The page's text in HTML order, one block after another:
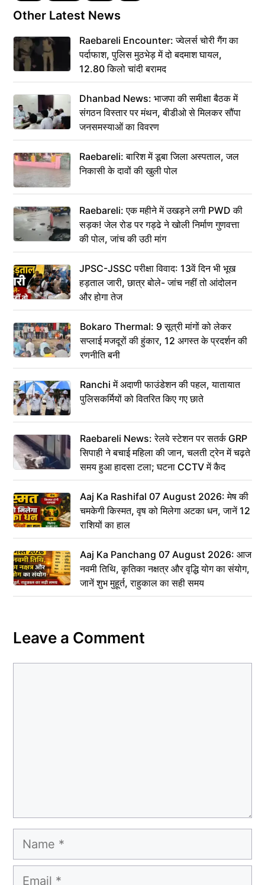
Other Latest News
Raebareli Encounter: ज्वेलर्स चोरी गैंग का
पर्दाफाश, पुलिस मुठभेड़ में दो बदमाश घायल,
12.80 किलो चांदी बरामद
Dhanbad News: भाजपा की समीक्षा बैठक में
संगठन विस्तार पर मंथन, बीडीओ से मिलकर सौंपा
जनसमस्याओं का विवरण
Raebareli: बारिश में डूबा जिला अस्पताल, जल
निकासी के दावों की खुली पोल
Raebareli: एक महीने में उखड़ने लगी PWD की
सड़क! जेल रोड पर गड्ढे ने खोली निर्माण गुणवत्ता
की पोल, जांच की उठी मांग
JPSC-JSSC परीक्षा विवाद: 13वें दिन भी भूख
हड़ताल जारी, छात्र बोले- जांच नहीं तो आंदोलन
और होगा तेज
Bokaro Thermal: 9 सूत्री मांगों को लेकर
सप्लाई मजदूरों की हुंकार, 12 अगस्त के प्रदर्शन की
रणनीति बनी
Ranchi में अदाणी फाउंडेशन की पहल, यातायात
पुलिसकर्मियों को वितरित किए गए छाते
Raebareli News: रेलवे स्टेशन पर सतर्क GRP
सिपाही ने बचाई महिला की जान, चलती ट्रेन में चढ़ते
समय हुआ हादसा टला; घटना CCTV में कैद
Aaj Ka Rashifal 07 August 2026: मेष की
चमकेगी किस्मत, वृष को मिलेगा अटका धन, जानें 12
राशियों का हाल
Aaj Ka Panchang 07 August 2026: आज
नवमी तिथि, कृतिका नक्षत्र और वृद्धि योग का संयोग,
जानें शुभ मुहूर्त, राहुकाल का सही समय
Leave a Comment
Name
Email